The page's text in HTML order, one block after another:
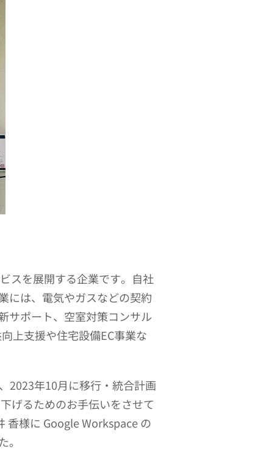
スを展開する企業です。自社
には、電気やガスなどの契約
サポート、空室対策コンサル
上支援や住宅設備EC事業な
2023年10月に移行・統合計画
げるためのお手伝いをさせて
香様に Google Workspace の